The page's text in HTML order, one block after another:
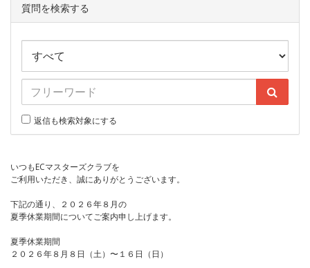
質問を検索する
返信も検索対象にする
いつもECマスターズクラブを
ご利用いただき、誠にありがとうございます。
下記の通り、２０２６年８月の
夏季休業期間についてご案内申し上げます。
夏季休業期間
２０２６年８月８日（土）〜１６日（日）